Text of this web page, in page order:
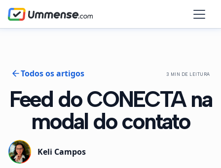
Todos os artigos 3 MIN DE LEITURA
Feed do CONECTA na
modal do contato
Keli Campos